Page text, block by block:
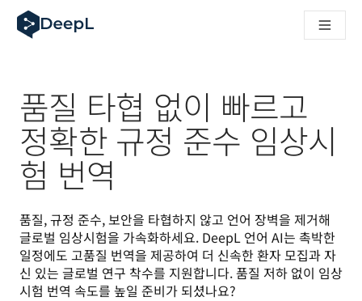
AI 에이전트용 DeepL
DeepL Translation Flow: 주요 사용 사례 및 통합 기능을 위한
기업용 언어 AI에 대한 신뢰 해독. Slator와의 대담
DeepL의 번역 품질 평가 시스템을 구축하는 방법
고품질 텍스트 번역에서 실시간 음성 플랫폼까지
Building an instantly accessible voice demo with DeepL
품질 타협 없이 빠르고
정확한 규정 준수 임상시
험 번역
품질, 규정 준수, 보안을 타협하지 않고 언어 장벽을 제거해
글로벌 임상시험을 가속화하세요. DeepL 언어 AI는 촉박한
일정에도 고품질 번역을 제공하여 더 신속한 환자 모집과 자
신 있는 글로벌 연구 착수를 지원합니다. 품질 저하 없이 임상
시험 번역 속도를 높일 준비가 되셨나요?